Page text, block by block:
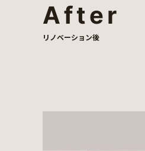
After
リノベーション後